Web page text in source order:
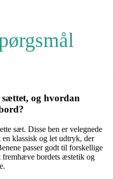
og hvordan
sæt. Disse ben er velegnede
klassisk og let udtryk, der
passer godt til forskellige
fremhæve bordets æstetik og